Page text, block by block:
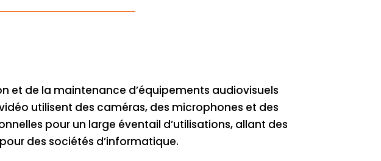
et de la maintenance d’équipements audiovisuels
utilisent des caméras, des microphones et des
pour un large éventail d’utilisations, allant des
des sociétés d’informatique.